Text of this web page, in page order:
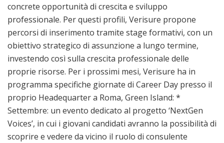
concrete opportunità di crescita e sviluppo
professionale. Per questi profili, Verisure propone
percorsi di inserimento tramite stage formativi, con un
obiettivo strategico di assunzione a lungo termine,
investendo così sulla crescita professionale delle
proprie risorse. Per i prossimi mesi, Verisure ha in
programma specifiche giornate di Career Day presso il
proprio Headequarter a Roma, Green Island: *
Settembre: un evento dedicato al progetto ‘NextGen
Voices’, in cui i giovani candidati avranno la possibilità di
scoprire e vedere da vicino il ruolo di consulente